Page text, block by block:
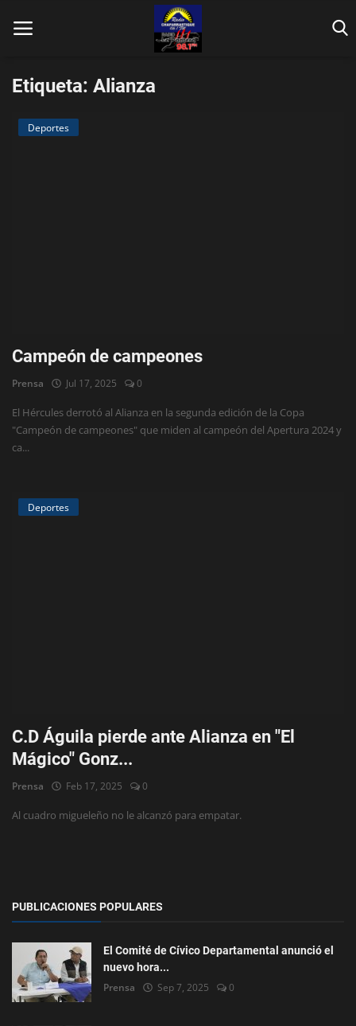
Deportes
Eventos
IOS
Compatriotas
Etiqueta: Alianza
Deportes
Campeón de campeones
Prensa Jul 17, 2025 0
El Hércules derrotó al Alianza en la segunda edición de la Copa
"Campeón de campeones" que miden al campeón del Apertura 2024 y
ca...
Deportes
C.D Águila pierde ante Alianza en "El
Mágico" Gonz...
Prensa Feb 17, 2025 0
Al cuadro migueleño no le alcanzó para empatar.
PUBLICACIONES POPULARES
El Comité de Cívico Departamental anunció el
nuevo hora...
Prensa Sep 7, 2025 0